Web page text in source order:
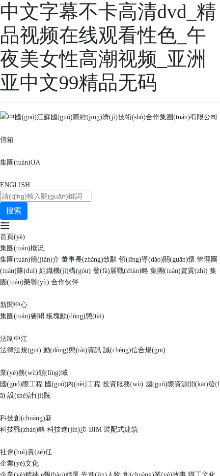
中文字幕不卡高清dvd_精
品视频在线观看性色_午
夜美女性高潮视频_亚洲
亚中文99精品无码
信箱
集團(tuán)OA
ENGLISH
搜索
首頁(yè)
集團(tuán)概況
集團(tuán)簡(jiǎn)介 董事長(zhǎng)致辭 領(lǐng)導(dǎo)關(guān)懷 管理團
(tuán)隊(duì) 組織機(jī)構(gòu) 發(fā)展戰(zhàn)略 集團(tuán)資質(zhì) 集
團(tuán)榮譽(yù) 合作伙伴
新聞中心
集團(tuán)要聞 板塊動(dòng)態(tài)
法制中江
法律法規(guī) 動(dòng)態(tài)資訊 誠(chéng)信合規(guī)
業(yè)務(wù)領(lǐng)域
國(guó)際工程 國(guó)內(nèi)工程 投資服務(wù) 國(guó)際資源開(kāi)發(f
ā) 設(shè)計(jì)院
科技創(chuàng)新
科技戰(zhàn)略 科技進(jìn)步 BIM 裝配式建筑
社會(huì)責(zé)任
企業(yè)文化